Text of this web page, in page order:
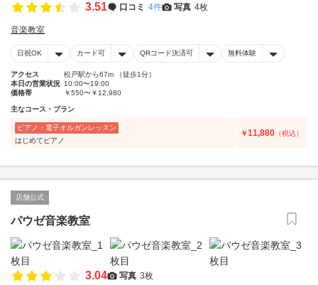
3.51 口コミ 4件 写真 4枚
音楽教室
日祝OK カード可 QRコード決済可 無料体験
アクセス
松戸駅から67m （徒歩1分）
本日の営業状況 10:00〜19:00
価格帯
￥550〜￥12,980
主なコース・プラン
ピアノ・電子オルガンレッスン
はじめてピアノ
￥11,880 （税込）
店舗公式
パウゼ音楽教室
3.04 写真 3枚